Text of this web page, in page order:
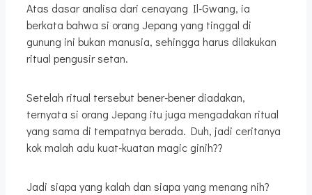
Atas dasar analisa dari cenayang Il-Gwang, ia
berkata bahwa si orang Jepang yang tinggal di
gunung ini bukan manusia, sehingga harus dilakukan
ritual pengusir setan.
Setelah ritual tersebut bener-bener diadakan,
ternyata si orang Jepang itu juga mengadakan ritual
yang sama di tempatnya berada. Duh, jadi ceritanya
kok malah adu kuat-kuatan magic ginih??
Jadi siapa yang kalah dan siapa yang menang nih?